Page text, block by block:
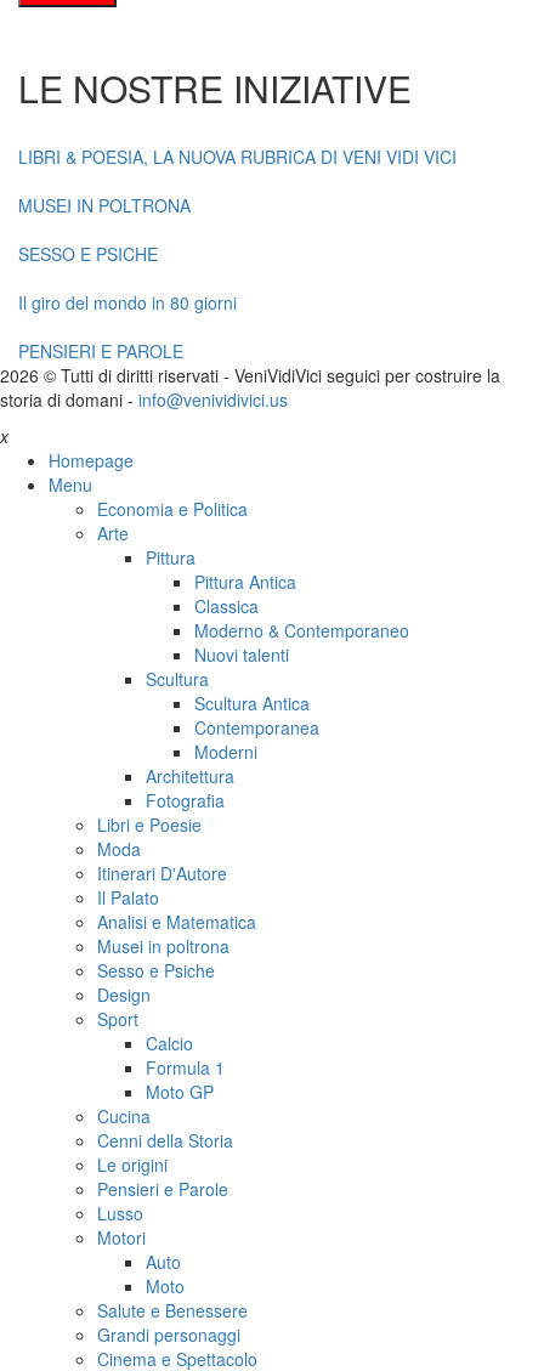
LE NOSTRE INIZIATIVE
LIBRI & POESIA, LA NUOVA RUBRICA DI VENI VIDI VICI
MUSEI IN POLTRONA
SESSO E PSICHE
Il giro del mondo in 80 giorni
PENSIERI E PAROLE
2026 © Tutti di diritti riservati - VeniVidiVici seguici per costruire la
storia di domani - info@venividivici.us
x
Homepage
Menu
Economia e Politica
Arte
Pittura
Pittura Antica
Classica
Moderno & Contemporaneo
Nuovi talenti
Scultura
Scultura Antica
Contemporanea
Moderni
Architettura
Fotografia
Libri e Poesie
Moda
Itinerari D'Autore
Il Palato
Analisi e Matematica
Musei in poltrona
Sesso e Psiche
Design
Sport
Calcio
Formula 1
Moto GP
Cucina
Cenni della Storia
Le origini
Pensieri e Parole
Lusso
Motori
Auto
Moto
Salute e Benessere
Grandi personaggi
Cinema e Spettacolo